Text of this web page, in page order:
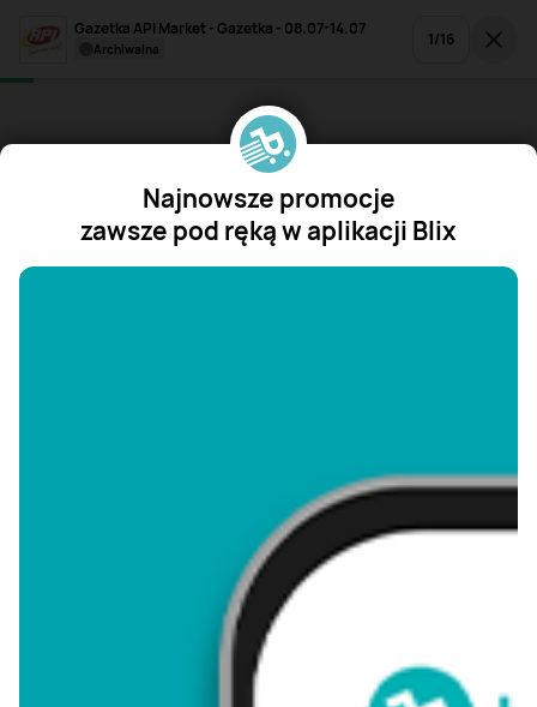
Gazetka API Market - Gazetka - 08.07-14.07
archiwalna 1/16
Najnowsze promocje
zawsze pod ręką w aplikacji Blix
"/>